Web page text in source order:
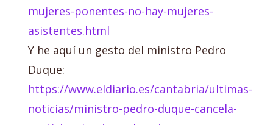
mujeres-ponentes-no-hay-mujeres-
asistentes.html
Y he aquí un gesto del ministro Pedro
Duque:
https://www.eldiario.es/cantabria/ultimas-
noticias/ministro-pedro-duque-cancela-